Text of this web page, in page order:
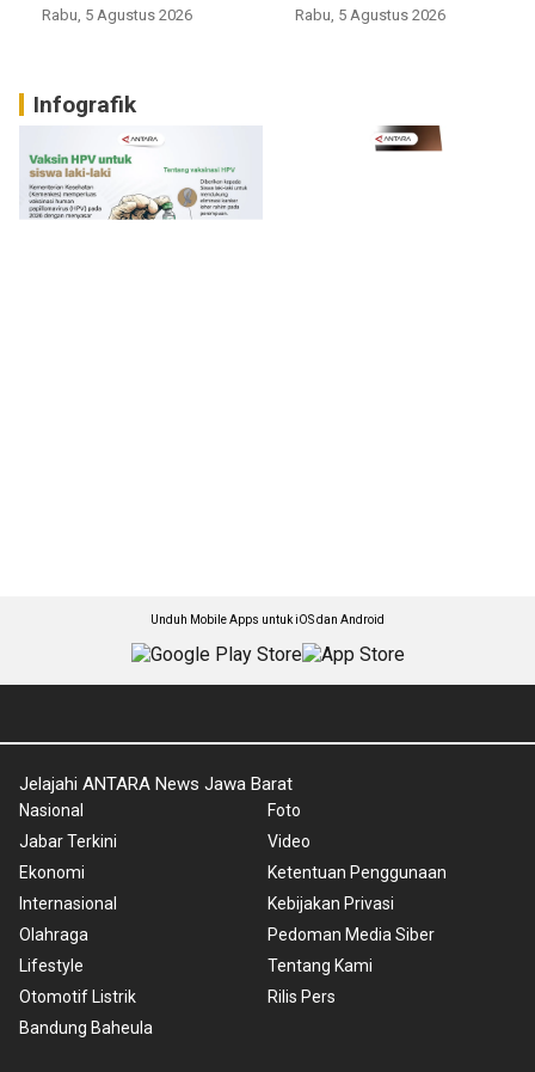
Rabu, 5 Agustus 2026 Rabu, 5 Agustus 2026
Infografik
Unduh Mobile Apps untuk iOS dan Android
Jelajahi ANTARA News Jawa Barat
Nasional
Jabar Terkini
Ekonomi
Internasional
Olahraga
Lifestyle
Otomotif Listrik
Bandung Baheula
Foto
Video
Ketentuan Penggunaan
Kebijakan Privasi
Pedoman Media Siber
Tentang Kami
Rilis Pers